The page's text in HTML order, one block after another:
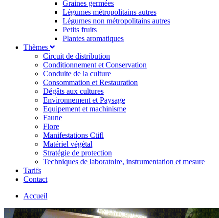
Graines germées
Légumes métropolitains autres
Légumes non métropolitains autres
Petits fruits
Plantes aromatiques
Thèmes
Circuit de distribution
Conditionnement et Conservation
Conduite de la culture
Consommation et Restauration
Dégâts aux cultures
Environnement et Paysage
Equipement et machinisme
Faune
Flore
Manifestations Ctifl
Matériel végétal
Stratégie de protection
Techniques de laboratoire, instrumentation et mesure
Tarifs
Contact
Accueil